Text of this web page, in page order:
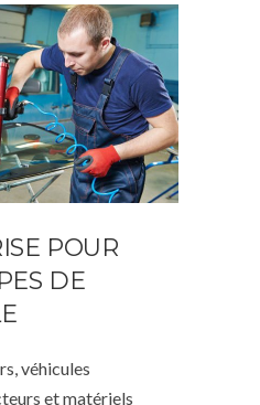
POUR
DE
véhicules
et matériels